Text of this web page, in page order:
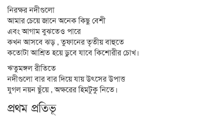
নিরক্ষর নদীগুলো
আমার চেয়ে জানে অনেক কিছু বেশী
এবং আগাম বুঝতেও পারে
কখন আসবে ঝড় , তুফানের তৃতীয় বাহুতে
কতোটা আশ্রিত হয়ে ডুবে যাবে কিশোরীর চোখ।
ঋতুমঙ্গল রীতিতে
নদীগুলো বার বার দিয়ে যায় উৎসের উপাত্ত
যুগল নয়ন ছুঁয়ে , অক্ষরের হিমটুকু নিতে।
প্রথম প্রতিভূ